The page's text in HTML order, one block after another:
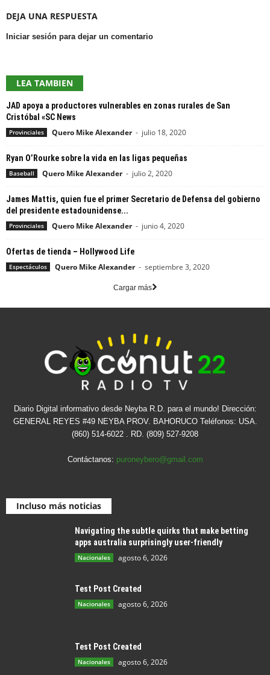
DEJA UNA RESPUESTA
Iniciar sesión para dejar un comentario
LEA TAMBIEN
JAD apoya a productores vulnerables en zonas rurales de San
Cristóbal «SC News
Provinciales Quero Mike Alexander - julio 18, 2020
Ryan O’Rourke sobre la vida en las ligas pequeñas
Baseball Quero Mike Alexander - julio 2, 2020
James Mattis, quien fue el primer Secretario de Defensa del gobierno
del presidente estadounidense...
Provinciales Quero Mike Alexander - junio 4, 2020
Ofertas de tienda – Hollywood Life
Espectáculos Quero Mike Alexander - septiembre 3, 2020
Cargar más
Diario Digital informativo desde Neyba R.D. para el mundo! Dirección:
GENERAL REYES #49 NEYBA PROV. BAHORUCO Teléfonos: USA.
(860) 514-6022 . RD. (809) 527-9208
Contáctanos: puroneybero@gmail.com
Incluso más noticias
Navigating the subtle quirks that make betting
apps australia surprisingly user-friendly
Nacionales agosto 6, 2026
Test Post Created
Nacionales agosto 6, 2026
Test Post Created
Nacionales agosto 6, 2026